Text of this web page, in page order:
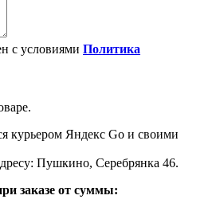
с условиями Политика
курьером Яндекс Go и своими
Пушкино, Серебрянка 46.
заказе от суммы: